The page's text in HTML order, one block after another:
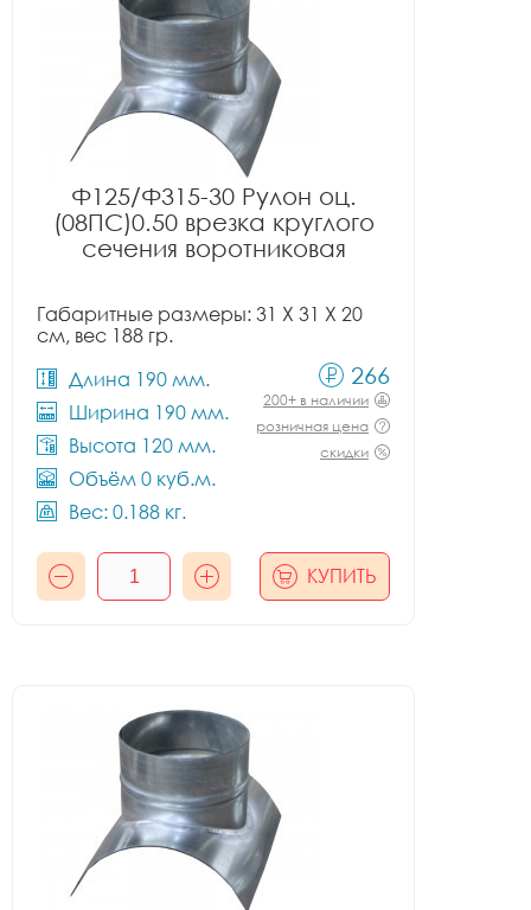
Ф125/Ф315-30 Рулон оц.
(08ПС)0.50 врезка круглого
сечения воротниковая
Габаритные размеры: 31 X 31 X 20
см, вес 188 гр.
Длина 190 мм.
Ширина 190 мм.
Высота 120 мм.
Объём 0 куб.м.
Вес: 0.188 кг.
266
200+ в наличии
розничная цена
скидки
КУПИТЬ